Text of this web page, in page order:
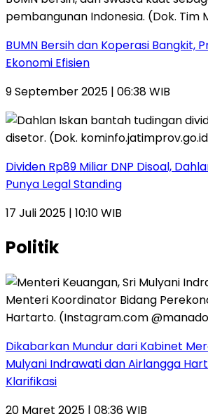
BUMN Bersih dan Koperasi Bangkit,
Ekonomi Efisien
9 September 2025 | 06:38 WIB
Dividen Rp89 Miliar DNP Disoal,
Punya Legal Standing
17 Juli 2025 | 10:10 WIB
Politik
Dikabarkan Mundur dari Kabinet
Mulyani Indrawati dan Airlangga
Klarifikasi
20 Maret 2025 | 08:36 WIB